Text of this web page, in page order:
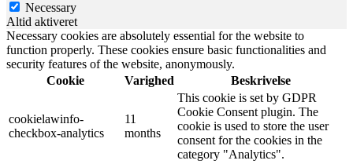
Necessary
Altid aktiveret
Necessary cookies are absolutely essential for the website to
function properly. These cookies ensure basic functionalities and
security features of the website, anonymously.
Cookie
Varighed Beskrivelse
cookielawinfo-
checkbox-analytics
11
months
This cookie is set by GDPR
Cookie Consent plugin. The
cookie is used to store the user
consent for the cookies in the
category "Analytics".